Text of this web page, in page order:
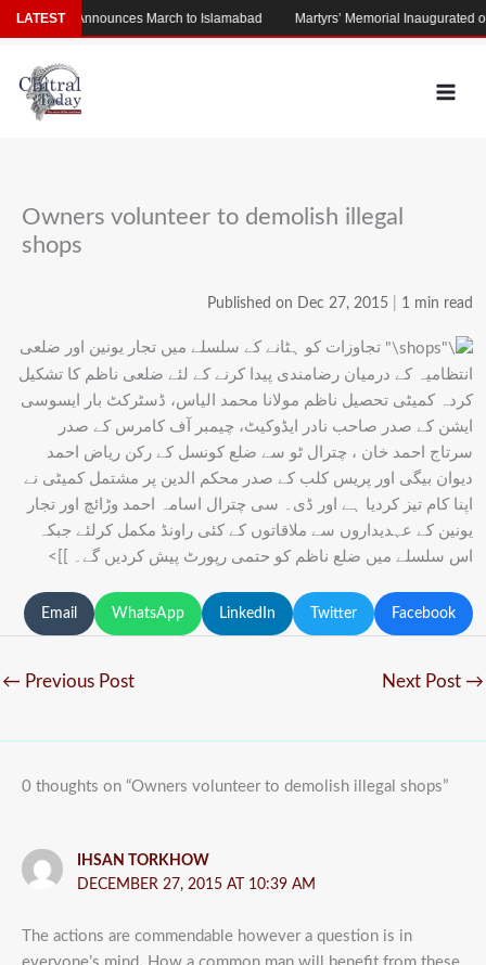
Skip
to
content
Owners volunteer to demolish illegal
shops
Published on Dec 27, 2015 1 min read
تجاوزات کو ہٹانے کے سلسلے میں تجار یونین اور ضلعی
انتظامیہ کے درمیان رضامندی پیدا کرنے کے لئے ضلعی ناظم کا تشکیل
کردہ کمیٹی تحصیل ناظم مولانا محمد الیاس، ڈسٹرکٹ بار ایسوسی
ایشن کے صدر صاحب نادر ایڈوکیٹ، چیمبر آف کامرس کے صدر
سرتاج احمد خان ، چترال ٹو سے ضلع کونسل کے رکن ریاض احمد
دیوان بیگی اور پریس کلب کے صدر محکم الدین پر مشتمل کمیٹی نے
اپنا کام تیز کردیا ہے اور ڈی۔ سی چترال اسامہ احمد وڑائچ اور تجار
یونین کے عہدیداروں سے ملاقاتوں کے کئی راونڈ مکمل کرلئے جبکہ
اس سلسلے میں ضلع ناظم کو حتمی رپورٹ پیش کردیں گے۔ ]]>
Facebook
Twitter
LinkedIn
WhatsApp
Email
← Previous Post Next Post →
0 thoughts on “Owners volunteer to demolish illegal shops”
IHSAN TORKHOW
DECEMBER 27, 2015 AT 10:39 AM
The actions are commendable however a question is in
LATEST
Afridi Announces March to Islamabad Martyrs’ Memorial Inaugurated on